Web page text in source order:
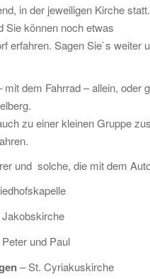
in der jeweiligen Kirche
Sie können noch etwas
erfahren. Sagen Sie`s
dem Fahrrad – allein,
zu einer kleinen Gruppe
und solche, die mit dem
und Paul
– St. Cyriakuskirche